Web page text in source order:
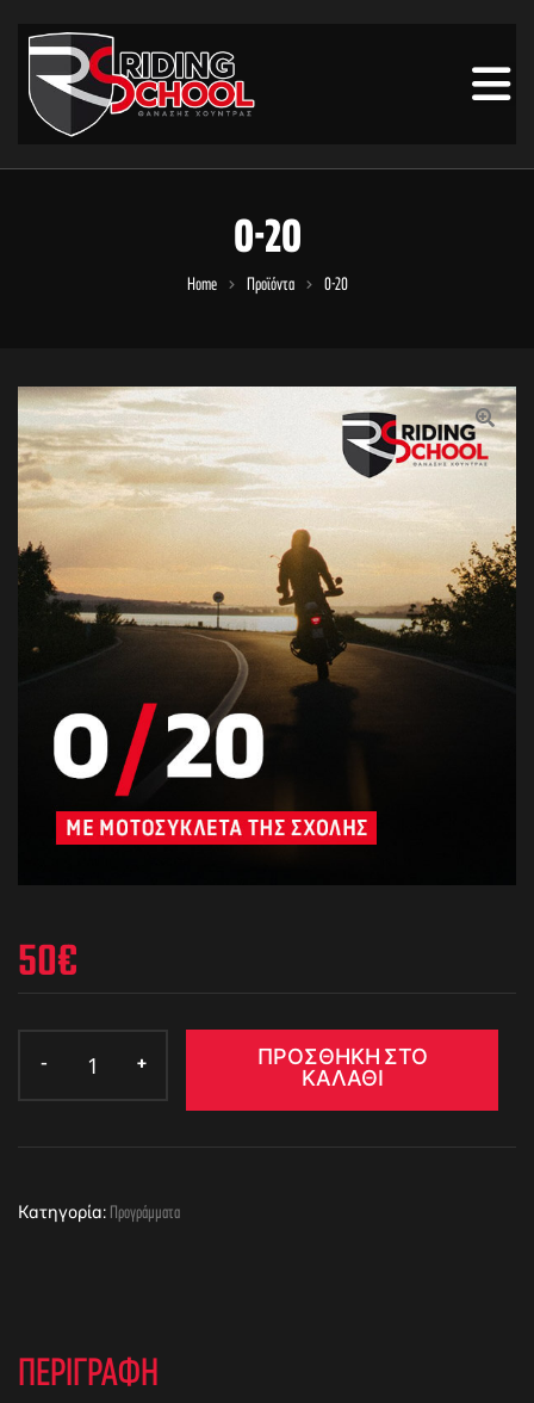
0-20
Home Προϊόντα 0-20
🔍
50€
ΠΡΟΣΘΉΚΗ ΣΤΟ
ΚΑΛΆΘΙ
Κατηγορία:Προγράμματα
ΠΕΡΙΓΡΑΦΉ